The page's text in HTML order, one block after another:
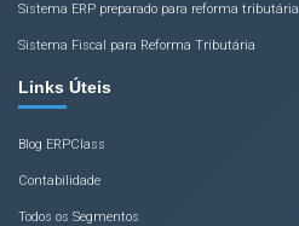
Sistema ERP preparado para reforma tributária
Sistema Fiscal para Reforma Tributária
Links Úteis
Blog ERPClass
Contabilidade
Todos os Segmentos